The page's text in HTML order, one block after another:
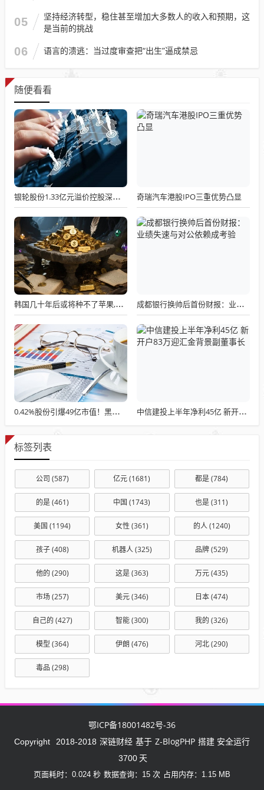
05
坚持经济转型，稳住甚至增加大多数人的收入和预期，这
是当前的挑战
06 语言的溃逃：当过度审查把“出生”逼成禁忌
随便看看
银轮股份1.33亿元溢价控股深蓝股份 年内股价已涨超八成 奇瑞汽车港股IPO三重优势凸显
韩国几十年后或将种不了苹果,冬季低温天数减23天，苹果遭遇"冬眠危机" 成都银行换帅后首份财报：业绩失速与对公依赖成考验
0.42%股份引爆49亿市值！黑芝麻控制权交接暗战，广旅大健康临门一脚 中信建投上半年净利45亿 新开户83万迎汇金背景副董事长
标签列表
公司 (587) 亿元(1681) 都是(784)
的是(461) 中国 (1743) 也是(311)
美国 (1194) 女性 (361) 的人(1240)
孩子(408) 机器人(325) 品牌(529)
他的 (290) 这是(363) 万元(435)
市场(257) 美元(346) 日本(474)
自己的 (427) 智能(300) 我的 (326)
模型 (364) 伊朗 (476) 河北(290)
毒品 (298)
鄂ICP备18001482号-36
Copyright 2018-2018 深链财经 基于 Z-BlogPHP 搭建 安全运行
3700 天
页面耗时：0.024 秒 数据查询：15 次 占用内存：1.15 MB